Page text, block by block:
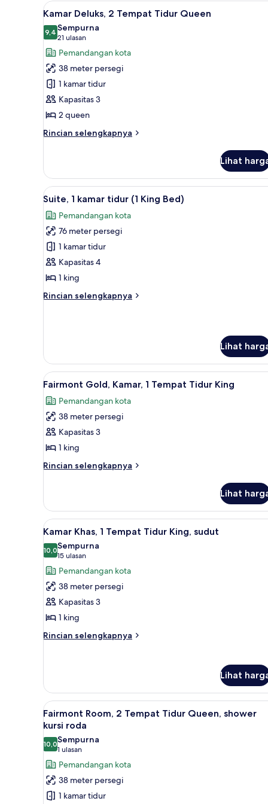
Tempat
Tidur
King
Lihat
semua
foto
untuk
Kamar
Deluks,
2
Tempat
Tidur
Queen
Seprai premium, bantalan
8
Kamar Deluks, 2 Tempat Tidur Queen
9,49,4 dari 10
Sempurna
21 ulasan
(21
ulasan)
Pemandangan kota
38 meter persegi
1 kamar tidur
Kapasitas 3
2 queen
Rincian selengkapnya
Rincian
Kamar
Deluks,
2
Tidur
Queen
Lihat
Lihat
semua
foto
untuk
Suite,
1
kamar
(1
Suite, 1 kamar tidur (1 King
6
Suite, 1 kamar tidur (1 King Bed)
Pemandangan kota
76 meter persegi
1 kamar tidur
Kapasitas 4
1 king
Rincian selengkapnya
Rincian
kamar
tidur
(1
Bed)
Lihat
Lihat
semua
foto
untuk
Fairmont
Gold,
Kamar,
1
Tidur
King
Seprai premium, bantalan
5
Fairmont Gold, Kamar, 1 Tempat Tidur King
Pemandangan kota
38 meter persegi
Kapasitas 3
1 king
Rincian selengkapnya
Rincian
Fairmont
Gold,
Kamar,
Tempat
Tidur
King
Lihat
Lihat
semua
foto
untuk
Kamar
Khas,
1
Tempat
Tidur
Seprai premium, bantalan
5
Kamar Khas, 1 Tempat Tidur King, sudut
10,010,0 dari 10
Sempurna
15 ulasan
(15
ulasan)
Pemandangan kota
38 meter persegi
Kapasitas 3
1 king
Rincian selengkapnya
Rincian
Khas,
Tempat
Tidur
King,
sudut
Lihat
Lihat
semua
foto
untuk
Fairmont
Room,
2
Seprai premium, bantalan
3
Fairmont Room, 2 Tempat Tidur Queen, shower
kursi roda
10,010,0 dari 10
Sempurna
1 ulasan
(1
ulasan)
Pemandangan kota
38 meter persegi
1 kamar tidur